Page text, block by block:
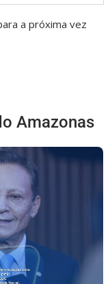
a próxima vez
Amazonas